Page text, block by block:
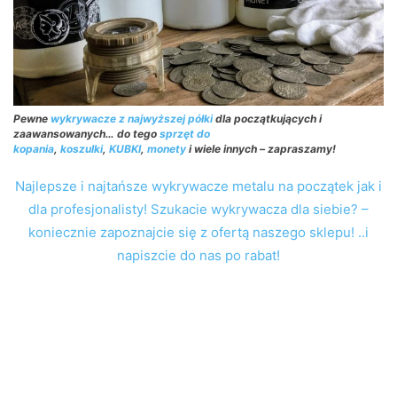
Pewne wykrywacze z najwyższej półkidla początkujących i
zaawansowanych… do tego sprzęt do
kopania, koszulki, KUBKI, monety i wiele innych – zapraszamy!
Najlepsze i najtańsze wykrywacze metalu na początek jak i
dla profesjonalisty! Szukacie wykrywacza dla siebie? –
koniecznie zapoznajcie się z ofertą naszego sklepu! ..i
napiszcie do nas po rabat!